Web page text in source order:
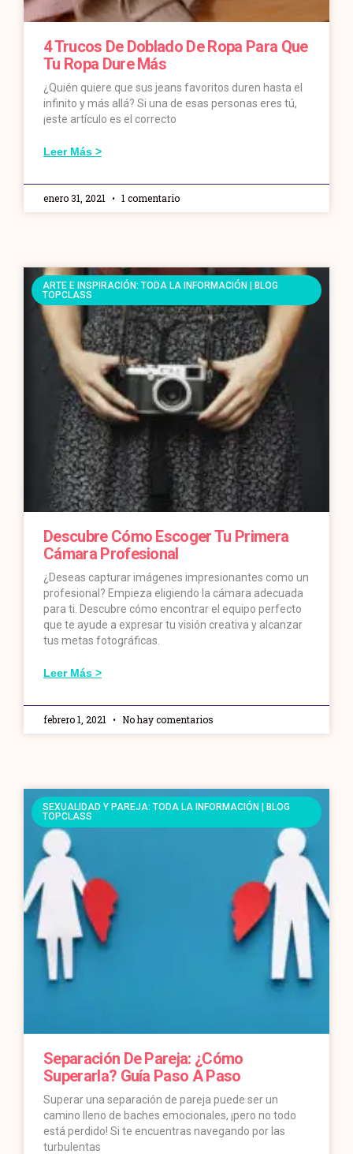
4 Trucos De Doblado De Ropa Para Que
Tu Ropa Dure Más
¿Quién quiere que sus jeans favoritos duren hasta el
infinito y más allá? Si una de esas personas eres tú,
¡este artículo es el correcto
Leer Más >
enero 31, 2021 1 comentario
ARTE E INSPIRACIÓN: TODA LA INFORMACIÓN | BLOG
TOPCLASS
Descubre Cómo Escoger Tu Primera
Cámara Profesional
¿Deseas capturar imágenes impresionantes como un
profesional? Empieza eligiendo la cámara adecuada
para ti. Descubre cómo encontrar el equipo perfecto
que te ayude a expresar tu visión creativa y alcanzar
tus metas fotográficas.
Leer Más >
febrero 1, 2021 No hay comentarios
SEXUALIDAD Y PAREJA: TODA LA INFORMACIÓN | BLOG
TOPCLASS
Separación De Pareja: ¿Cómo
Superarla? Guía Paso A Paso
Superar una separación de pareja puede ser un
camino lleno de baches emocionales, ¡pero no todo
está perdido! Si te encuentras navegando por las
turbulentas